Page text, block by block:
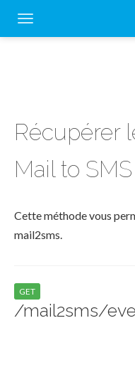
Récupérer
Mail to SMS
Cette méthode vous
mail2sms.
GET
/mail2sms/